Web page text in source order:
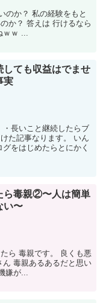
のか？ 私の経験をもと
か？ 答えは 行けるなら
ｗｗ ...
しても収益はでませ
実
長いこと継続したらブ
た記事なります。 いん
をはじめたらとにかく
ら毒親②〜人は簡単
い〜
ら 毒親です。 良くも悪
ん 毒親あるあるだと思い
嫌が...